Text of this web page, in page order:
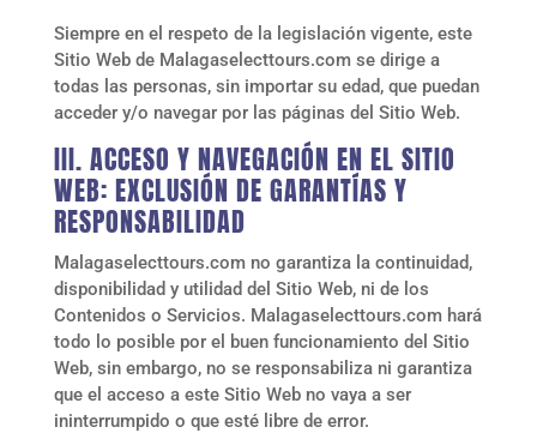
Siempre en el respeto de la legislación vigente, este
Sitio Web de Malagaselecttours.com se dirige a
todas las personas, sin importar su edad, que puedan
acceder y/o navegar por las páginas del Sitio Web.
III. ACCESO Y NAVEGACIÓN EN EL SITIO
WEB: EXCLUSIÓN DE GARANTÍAS Y
RESPONSABILIDAD
Malagaselecttours.com no garantiza la continuidad,
disponibilidad y utilidad del Sitio Web, ni de los
Contenidos o Servicios. Malagaselecttours.com hará
todo lo posible por el buen funcionamiento del Sitio
Web, sin embargo, no se responsabiliza ni garantiza
que el acceso a este Sitio Web no vaya a ser
ininterrumpido o que esté libre de error.